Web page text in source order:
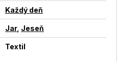
Každý deň
Jar, Jeseň
Textil